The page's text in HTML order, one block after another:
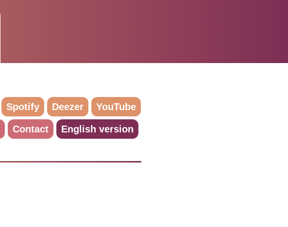
Spotify Deezer YouTube
Contact English version